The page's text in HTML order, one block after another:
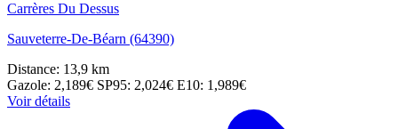
Carrères Du Dessus
Sauveterre-De-Béarn (64390)
Distance: 13,9 km
Gazole: 2,189€ SP95: 2,024€ E10: 1,989€
Voir détails